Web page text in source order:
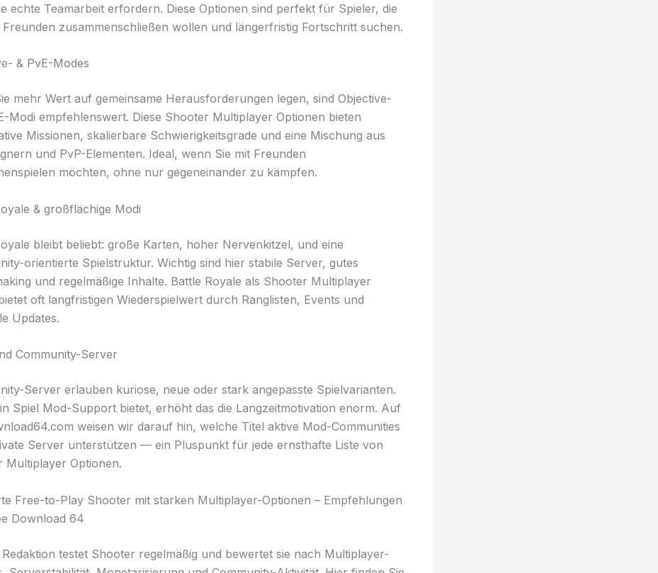
echte Teamarbeit erfordern. Diese Optionen sind perfekt für Spieler, die
Freunden zusammenschließen wollen und längerfristig Fortschritt suchen.
& PvE-Modes
mehr Wert auf gemeinsame Herausforderungen legen, sind Objective-
Modi empfehlenswert. Diese Shooter Multiplayer Optionen bieten
Missionen, skalierbare Schwierigkeitsgrade und eine Mischung aus
und PvP-Elementen. Ideal, wenn Sie mit Freunden
möchten, ohne nur gegeneinander zu kämpfen.
& großflächige Modi
bleibt beliebt: große Karten, hoher Nervenkitzel, und eine
orientierte Spielstruktur. Wichtig sind hier stabile Server, gutes
und regelmäßige Inhalte. Battle Royale als Shooter Multiplayer
oft langfristigen Wiederspielwert durch Ranglisten, Events und
Updates.
Community-Server
Server erlauben kuriose, neue oder stark angepasste Spielvarianten.
Spiel Mod-Support bietet, erhöht das die Langzeitmotivation enorm. Auf
weisen wir darauf hin, welche Titel aktive Mod-Communities
Server unterstützen — ein Pluspunkt für jede ernsthafte Liste von
Multiplayer Optionen.
Free-to-Play Shooter mit starken Multiplayer-Optionen – Empfehlungen
Download 64
testet Shooter regelmäßig und bewertet sie nach Multiplayer-